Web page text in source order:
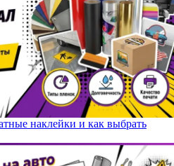
наклейки и как выбрать